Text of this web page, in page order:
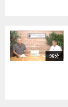
96分